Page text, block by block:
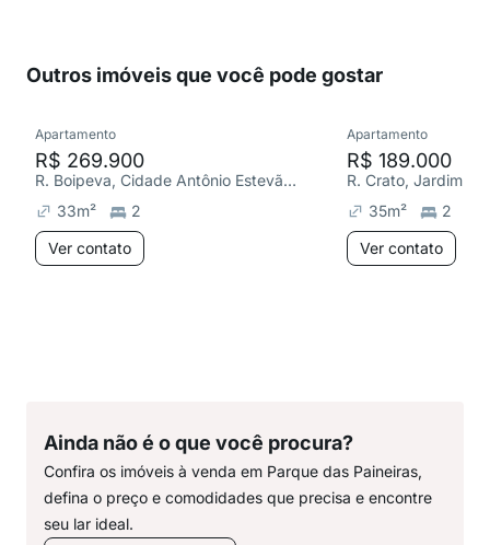
Outros imóveis que você pode gostar
Apartamento
R$ 269.900
R. Boipeva, Cidade Antônio Estevão de Carvalho
33m²
2
Ver contato
Apartamento
R$ 189.000
R. Crato, Jardim
35m²
2
Ver contato
Ainda não é o que você procura?
Confira os imóveis à venda em Parque das Paineiras,
defina o preço e comodidades que precisa e encontre
seu lar ideal.